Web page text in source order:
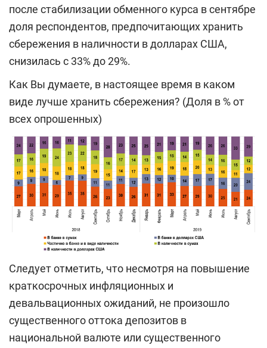
после стабилизации обменного курса в сентябре
доля респондентов, предпочитающих хранить
сбережения в наличности в долларах США,
снизилась с 33% до 29%.
Как Вы думаете, в настоящее время в каком
виде лучше хранить сбережения? (Доля в % от
всех опрошенных)
Следует отметить, что несмотря на повышение
краткосрочных инфляционных и
девальвационных ожиданий, не произошло
существенного оттока депозитов в
национальной валюте или существенного